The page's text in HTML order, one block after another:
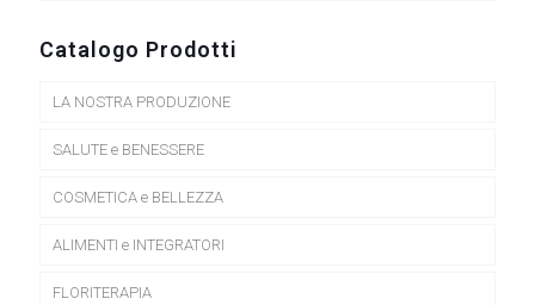
scelte
del
Catalogo Prodotti
LA NOSTRA PRODUZIONE
SALUTE e BENESSERE
COSMETICA e BELLEZZA
ALIMENTI e INTEGRATORI
FLORITERAPIA